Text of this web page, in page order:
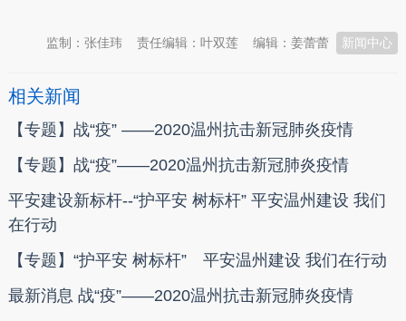
新闻中心
编辑：姜蕾蕾
责任编辑：叶双莲
监制：张佳玮
相关新闻
【专题】战“疫” ——2020温州抗击新冠肺炎疫情
【专题】战“疫”——2020温州抗击新冠肺炎疫情
平安建设新标杆--“护平安 树标杆” 平安温州建设 我们
在行动
【专题】“护平安 树标杆” 平安温州建设 我们在行动
最新消息 战“疫”——2020温州抗击新冠肺炎疫情